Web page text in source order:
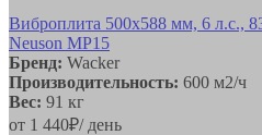
Виброплита 500х588 мм, 6 л.с.,
Neuson MP15
Бренд: Wacker
Производительность: 600 м2/ч
Вес: 91 кг
от 1 440₽/ день